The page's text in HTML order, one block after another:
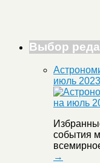
Выбор
июль
события
→